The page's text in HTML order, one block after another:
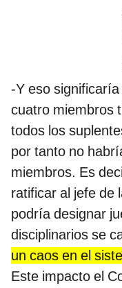
-Y eso
cuatro miembros
todos los
por tanto no
miembros. Es
ratificar al jefe de
podría designar
disciplinarios se
un caos en el
Este impacto el